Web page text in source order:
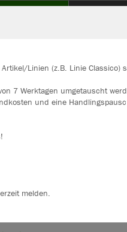
Teamshop 1.FC
Linien (z.B. Linie Classico)
7 Werktagen umgetauscht
und eine
melden.
können wir dir personalisierte
ablehnen